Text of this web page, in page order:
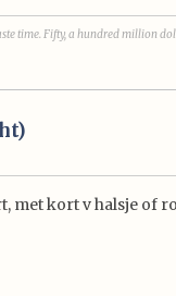
time. Fifty, a hundred million
met kort v halsje of